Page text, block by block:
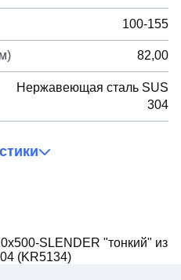
100-155
82,00
Нержавеющая сталь SUS
304
SLENDER "тонкий" из
(KR5134)